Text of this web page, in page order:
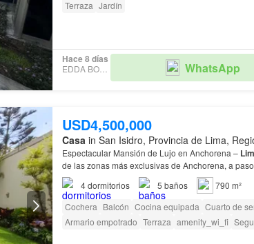
Terraza Jardín
Hace 8 días
EDDA BOBBIO WhatsApp
USD4,500,000
Casa in San Isidro, Provincia de Lima,
Espectacular Mansión de Lujo en Anchorena –
de las zonas más exclusivas de Anchorena, a
Dormitorio independiente
con escritorio
4dormitorios 5 baños
790 m²
Cochera Balcón Cocina equipada Cuarto de
Armario empotrado Terraza amenity_wi_fi